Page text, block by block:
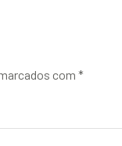
com *